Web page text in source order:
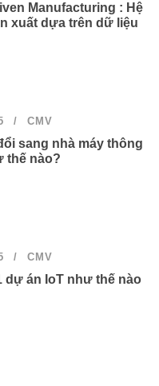
Manufacturing : Hệ
xuất dựa trên dữ liệu
CMV
sang nhà máy thông
thế nào?
CMV
dự án IoT như thế nào